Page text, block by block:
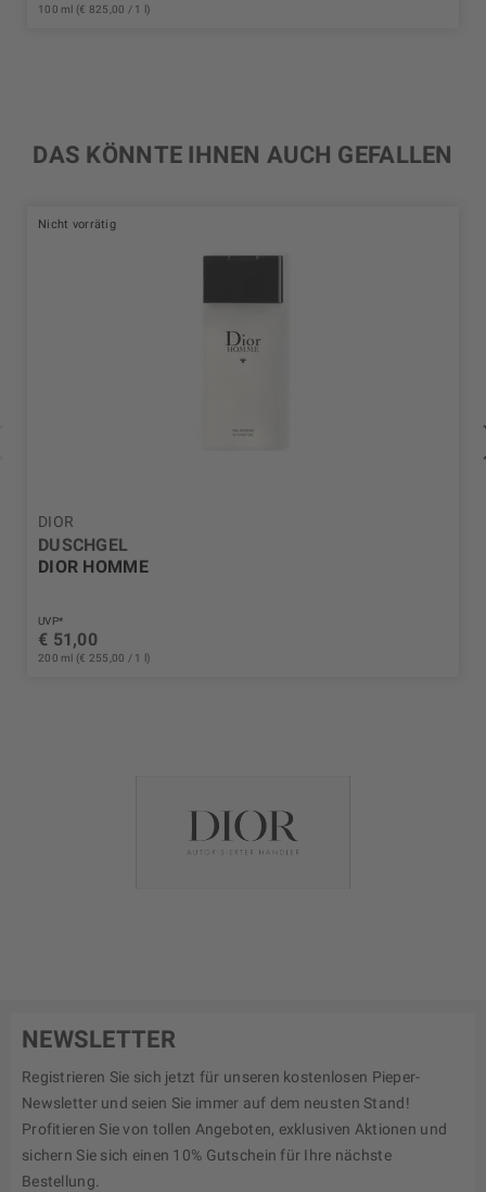
100 ml (€ 825,00 / 1 l)
DAS KÖNNTE IHNEN AUCH GEFALLEN
Nicht vorrätig
DIOR
DUSCHGEL
DIOR HOMME
UVP*
€ 51,00
200 ml (€ 255,00 / 1 l)
NEWSLETTER
Registrieren Sie sich jetzt für unseren kostenlosen Pieper-
Newsletter und seien Sie immer auf dem neusten Stand!
Profitieren Sie von tollen Angeboten, exklusiven Aktionen und
sichern Sie sich einen 10% Gutschein für Ihre nächste
Bestellung.